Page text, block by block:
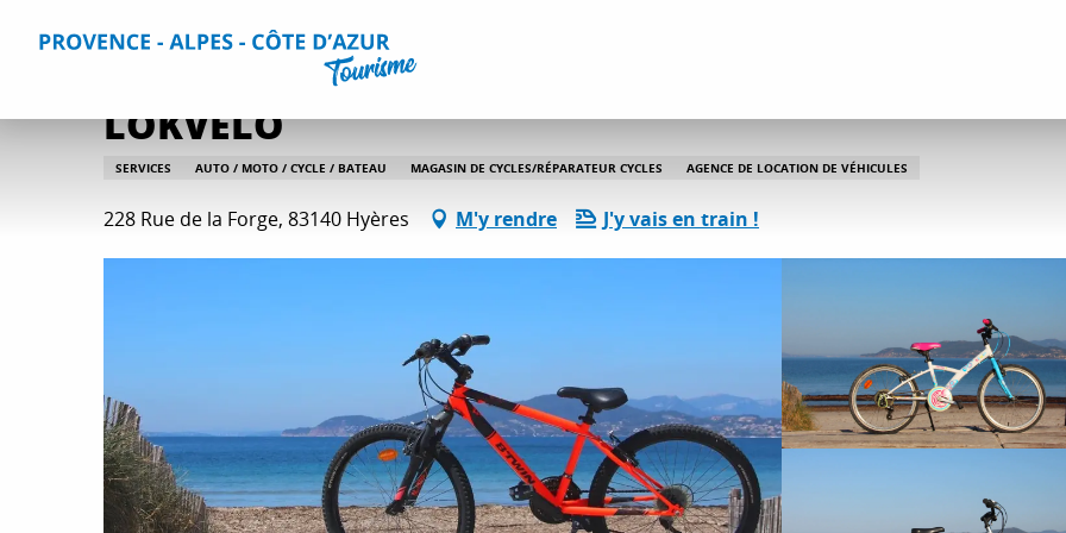
Accueil Séjourner Informations pratiques
LOKVELO
SERVICES AUTO / MOTO / CYCLE / BATEAU MAGASIN DE CYCLES/RÉPARATEUR CYCLES AGENCE DE LOCATION DE VÉHICULES
228 Rue de la Forge, 83140 Hyères M'y rendre J'y vais en train !